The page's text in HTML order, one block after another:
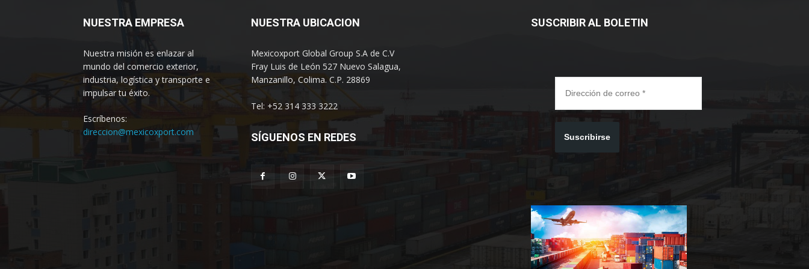
NUESTRA EMPRESA
Nuestra misión es enlazar al
mundo del comercio exterior,
industria, logística y transporte e
impulsar tu éxito.
Escríbenos:
direccion@mexicoxport.com
NUESTRA UBICACION
Mexicoxport Global Group S.A de C.V
Fray Luis de León 527 Nuevo Salagua,
Manzanillo, Colima. C.P. 28869
Tel: +52 314 333 3222
SÍGUENOS EN REDES
SUSCRIBIR AL BOLETIN
Suscribirse